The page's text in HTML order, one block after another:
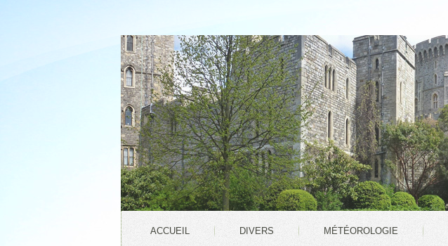
ACCUEIL DIVERS MÉTÉOROLOGIE